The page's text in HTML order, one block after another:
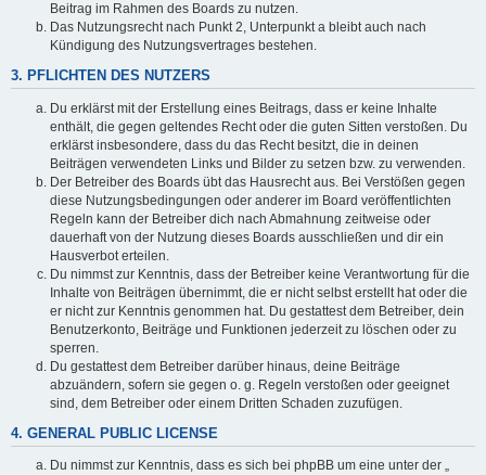
Beitrag im Rahmen des Boards zu nutzen.
Das Nutzungsrecht nach Punkt 2, Unterpunkt a bleibt auch nach
Kündigung des Nutzungsvertrages bestehen.
3. PFLICHTEN DES NUTZERS
Du erklärst mit der Erstellung eines Beitrags, dass er keine Inhalte
enthält, die gegen geltendes Recht oder die guten Sitten verstoßen. Du
erklärst insbesondere, dass du das Recht besitzt, die in deinen
Beiträgen verwendeten Links und Bilder zu setzen bzw. zu verwenden.
Der Betreiber des Boards übt das Hausrecht aus. Bei Verstößen gegen
diese Nutzungsbedingungen oder anderer im Board veröffentlichten
Regeln kann der Betreiber dich nach Abmahnung zeitweise oder
dauerhaft von der Nutzung dieses Boards ausschließen und dir ein
Hausverbot erteilen.
Du nimmst zur Kenntnis, dass der Betreiber keine Verantwortung für die
Inhalte von Beiträgen übernimmt, die er nicht selbst erstellt hat oder die
er nicht zur Kenntnis genommen hat. Du gestattest dem Betreiber, dein
Benutzerkonto, Beiträge und Funktionen jederzeit zu löschen oder zu
sperren.
Du gestattest dem Betreiber darüber hinaus, deine Beiträge
abzuändern, sofern sie gegen o. g. Regeln verstoßen oder geeignet
sind, dem Betreiber oder einem Dritten Schaden zuzufügen.
4. GENERAL PUBLIC LICENSE
Du nimmst zur Kenntnis, dass es sich bei phpBB um eine unter der „